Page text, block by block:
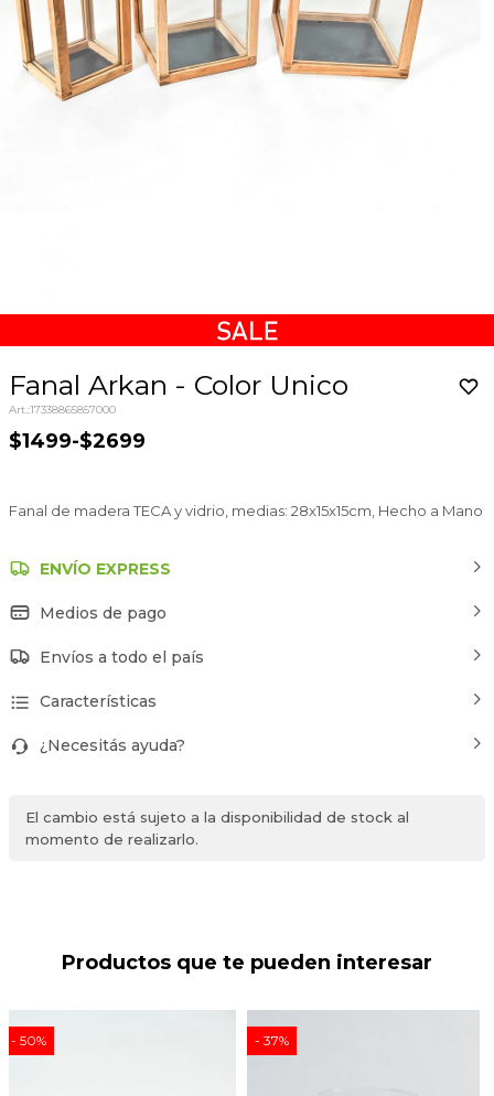
Fanal Arkan - Color Unico
17338865857000
$1499-$2699
Fanal de madera TECA y vidrio, medias: 28x15x15cm, Hecho a Mano
ENVÍO EXPRESS
Medios de pago
Envíos a todo el país
Características
¿Necesitás ayuda?
El cambio está sujeto a la disponibilidad de stock al
momento de realizarlo.
Productos que te pueden interesar
50 37